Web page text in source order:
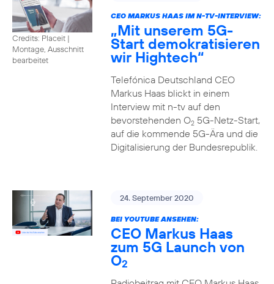
Credits: Placeit |
Montage, Ausschnitt
bearbeitet
CEO MARKUS HAAS IM N-TV-INTERVIEW:
„Mit unserem 5G-
Start demokratisieren
wir Hightech“
Telefónica Deutschland CEO
Markus Haas blickt in einem
Interview mit n-tv auf den
bevorstehenden O25G-Netz-Start,
auf die kommende 5G-Ära und die
Digitalisierung der Bundesrepublik.
24. September 2020
BEI YOUTUBE ANSEHEN:
CEO Markus Haas
zum 5G Launch von
O2